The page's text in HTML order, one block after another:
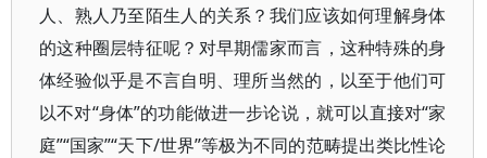
人、熟人乃至陌生人的关系？我们应该如何理解身体
的这种圈层特征呢？对早期儒家而言，这种特殊的身
体经验似乎是不言自明、理所当然的，以至于他们可
以不对“身体”的功能做进一步论说，就可以直接对“家
庭”“国家”“天下/世界”等极为不同的范畴提出类比性论